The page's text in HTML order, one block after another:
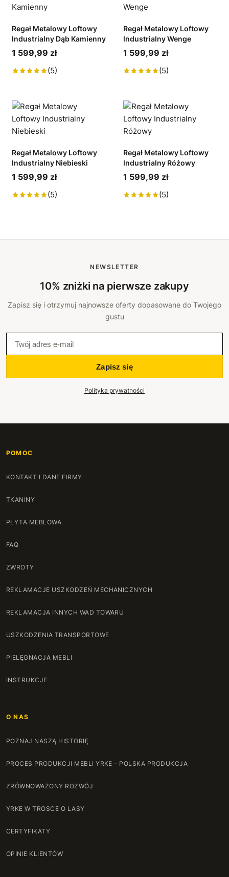
Regał Metalowy Loftowy
Industrialny Dąb Kamienny
1 599,99 zł
(5)
Regał Metalowy Loftowy
Industrialny Wenge
1 599,99 zł
(5)
Regał Metalowy Loftowy
Industrialny Niebieski
1 599,99 zł
(5)
Regał Metalowy Loftowy
Industrialny Różowy
1 599,99 zł
(5)
NEWSLETTER
10% zniżki na pierwsze zakupy
Zapisz się i otrzymuj najnowsze oferty dopasowane do Twojego
gustu
Zapisz się
Polityka prywatności
POMOC
KONTAKT I DANE FIRMY
TKANINY
PŁYTA MEBLOWA
FAQ
ZWROTY
REKLAMACJE USZKODZEŃ MECHANICZNYCH
REKLAMACJA INNYCH WAD TOWARU
USZKODZENIA TRANSPORTOWE
PIELĘGNACJA MEBLI
INSTRUKCJE
O NAS
POZNAJ NASZĄ HISTORIĘ
PROCES PRODUKCJI MEBLI YRKE - POLSKA PRODUKCJA
ZRÓWNOWAŻONY ROZWÓJ
YRKE W TROSCE O LASY
CERTYFIKATY
OPINIE KLIENTÓW